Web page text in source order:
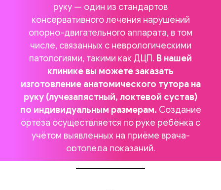
руку — один из стандартов
консервативного лечения нарушений
опорно-двигательного аппарата, в том
числе, связанных с неврологическими
патологиями, такими как ДЦП. В нашей
клинике вы можете заказать
изготовление анатомического тутора на
руку (лучезапястный, локтевой сустав)
по индивидуальным размерам. Создание
ортеза осуществляется по руке ребёнка с
учётом выявленных на приёме врача-
ортопеда показаний.